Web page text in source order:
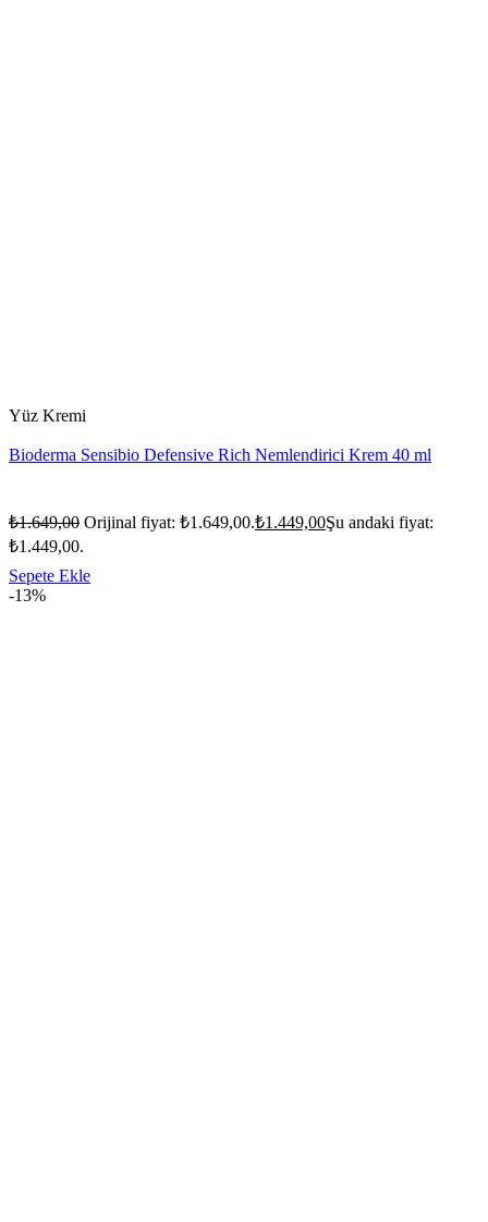
Yüz Kremi
Bioderma Sensibio Defensive Rich Nemlendirici Krem 40 ml
₺1.649,00 Orijinal fiyat: ₺1.649,00.₺1.449,00Şu andaki fiyat:
₺1.449,00.
Sepete Ekle
-13%